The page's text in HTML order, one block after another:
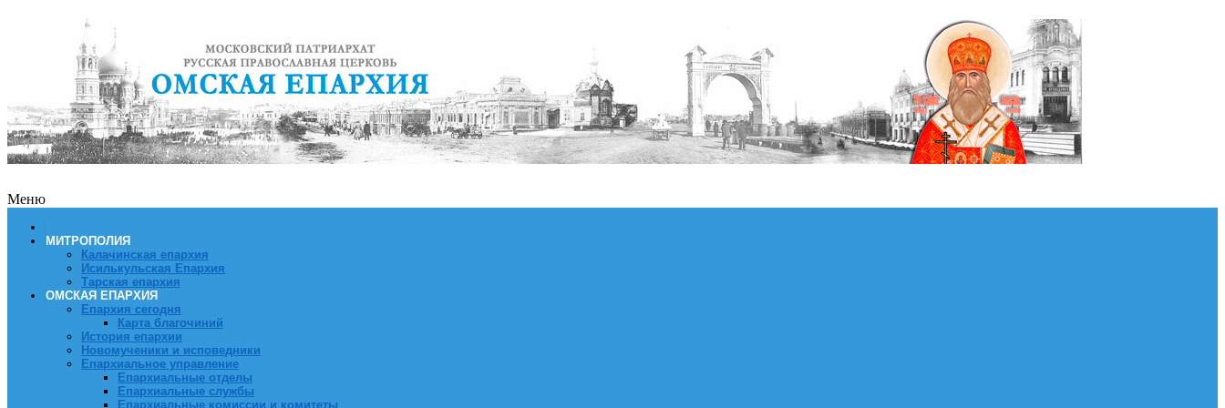
Меню
МИТРОПОЛИЯ
Калачинская епархия
Исилькульская Епархия
Тарская епархия
ОМСКАЯ ЕПАРХИЯ
Епархия сегодня
Карта благочиний
История епархии
Новомученики и исповедники
Епархиальное управление
Епархиальные отделы
Епархиальные службы
Епархиальные комиссии и комитеты